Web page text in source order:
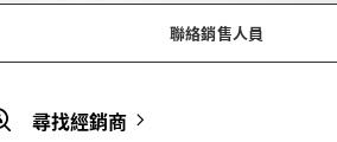
聯絡銷售人員
尋找經銷商